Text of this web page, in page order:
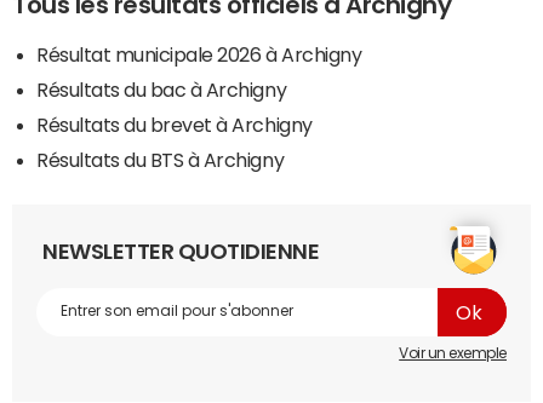
Résultat municipale 2026 à Archigny
Résultats du bac à Archigny
Résultats du brevet à Archigny
Résultats du BTS à Archigny
NEWSLETTER QUOTIDIENNE
Voir un exemple